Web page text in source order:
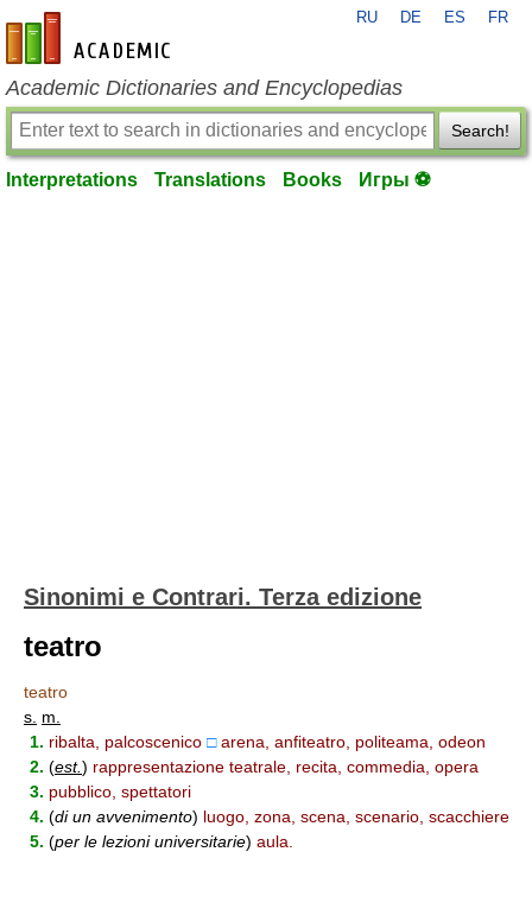
en-academic.com
RU DE ES FR
Academic Dictionaries and Encyclopedias
Search!
Interpretations Translations Books Игры ⚽
Sinonimi e Contrari. Terza edizione
teatro
teatro
s. m.
1. ribalta, palcoscenico □ arena, anfiteatro, politeama, odeon
2. (est.) rappresentazione teatrale, recita, commedia, opera
3. pubblico, spettatori
4. (di un avvenimento) luogo, zona, scena, scenario, scacchiere
5. (per le lezioni universitarie) aula.